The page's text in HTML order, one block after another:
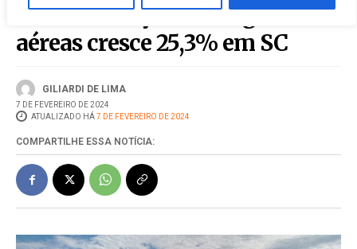
Movimentação de cargas
aéreas cresce 25,3% em SC
GILIARDI DE LIMA
7 DE FEVEREIRO DE 2024
ATUALIZADO HÁ7 DE FEVEREIRO DE 2024
COMPARTILHE ESSA NOTÍCIA: